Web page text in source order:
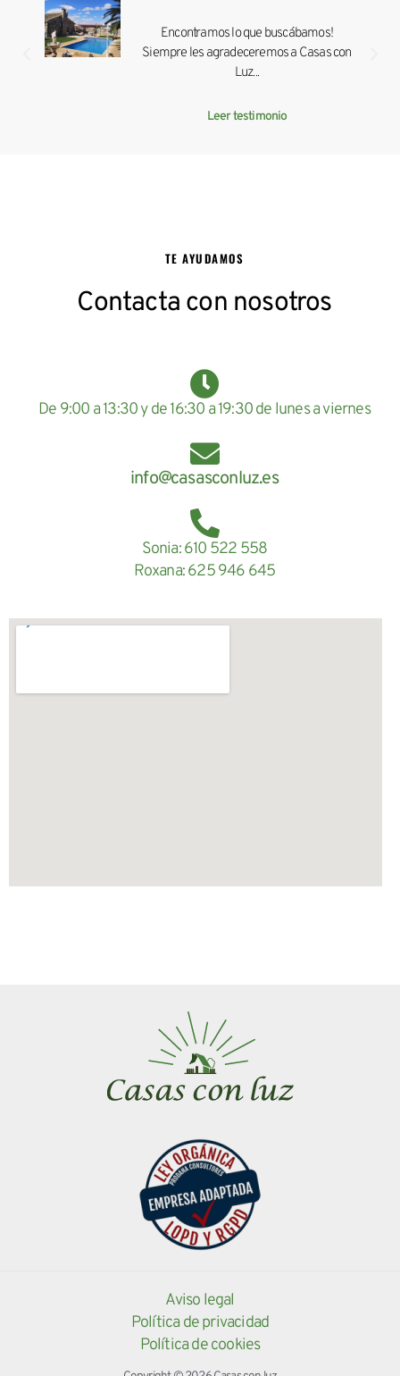
Encontramos lo que buscábamos!
Siempre les agradeceremos a Casas con
Luz...
Leer testimonio
TE AYUDAMOS
Contacta con nosotros
De 9:00 a 13:30 y de 16:30 a 19:30 de lunes a viernes
info@casasconluz.es
Sonia: 610 522 558
Roxana: 625 946 645
Aviso legal
Política de privacidad
Política de cookies